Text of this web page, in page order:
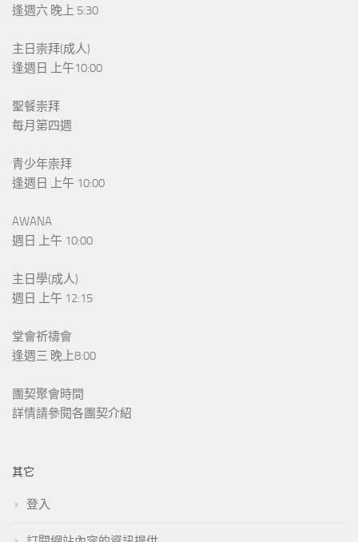
逢週六 晚上 5:30
主日崇拜(成人)
逢週日 上午10:00
聖餐崇拜
每月第四週
青少年崇拜
逢週日 上午 10:00
AWANA
週日 上午 10:00
主日學(成人)
週日 上午 12:15
堂會祈禱會
逢週三 晚上8:00
團契聚會時間
詳情請參閱各團契介紹
其它
登入